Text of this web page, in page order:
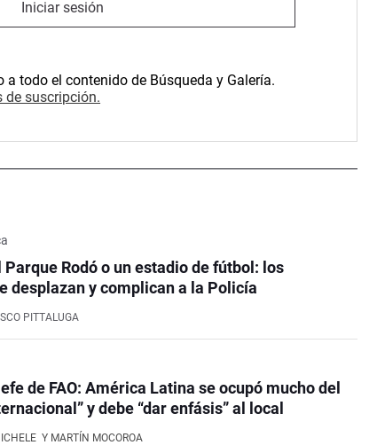
Iniciar sesión
todo el contenido de Búsqueda y Galería.
de suscripción.
Parque Rodó o un estadio de fútbol: los
desplazan y complican a la Policía
PITTALUGA
de FAO: América Latina se ocupó mucho del
y debe “dar enfásis” al local
Y MARTÍN MOCOROA